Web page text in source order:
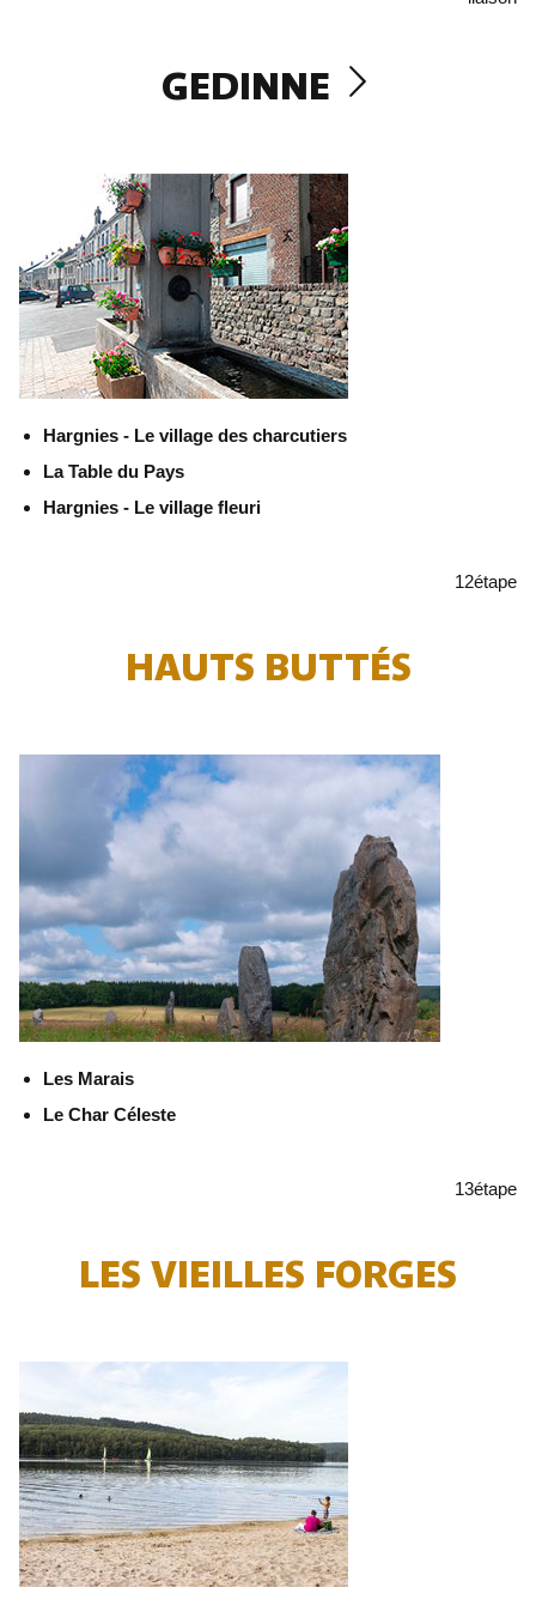
GEDINNE
Hargnies - Le village des charcutiers
La Table du Pays
Hargnies - Le village fleuri
12étape
HAUTS BUTTÉS
Les Marais
Le Char Céleste
13étape
LES VIEILLES FORGES